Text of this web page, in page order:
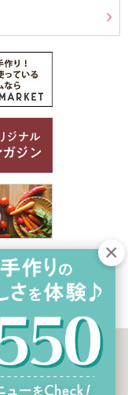
採用情報
トマップ 推奨環境